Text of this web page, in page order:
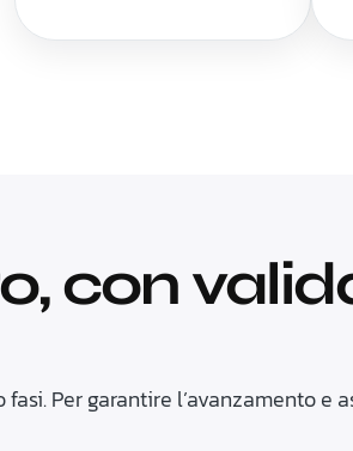
con
Per garantire l’avanzamento